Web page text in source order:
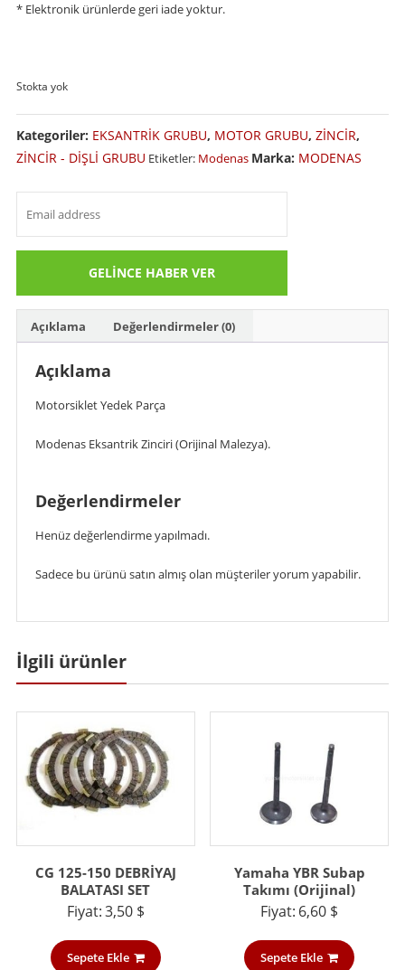
* Elektronik ürünlerde geri iade yoktur.
Stokta yok
Kategoriler: EKSANTRİK GRUBU, MOTOR GRUBU, ZİNCİR,
ZİNCİR - DİŞLİ GRUBU Etiketler: Modenas Marka: MODENAS
Açıklama Değerlendirmeler (0)
Açıklama
Motorsiklet Yedek Parça
Modenas Eksantrik Zinciri (Orijinal Malezya).
Değerlendirmeler
Henüz değerlendirme yapılmadı.
Sadece bu ürünü satın almış olan müşteriler yorum yapabilir.
İlgili ürünler
CG 125-150 DEBRİYAJ
BALATASI SET
Fiyat:3,50 $
Sepete Ekle
Yamaha YBR Subap
Takımı (Orijinal)
Fiyat: 6,60 $
Sepete Ekle